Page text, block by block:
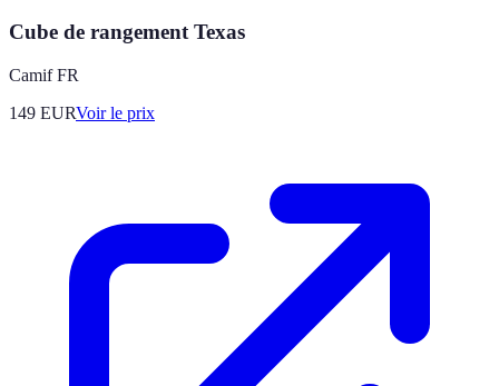
Cube de rangement Texas
Camif FR
149 EURVoir le prix